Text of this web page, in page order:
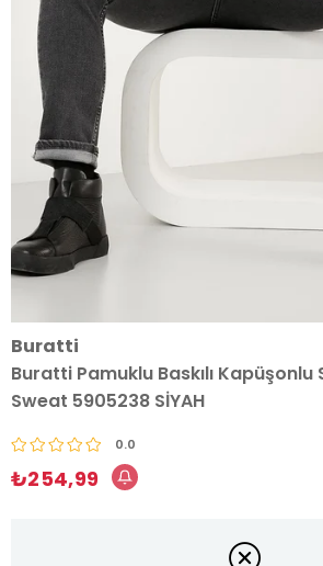
Buratti
Buratti Pamuklu Baskılı Kapüşonlu
Sweat 5905238 SİYAH
0.0
₺254,99